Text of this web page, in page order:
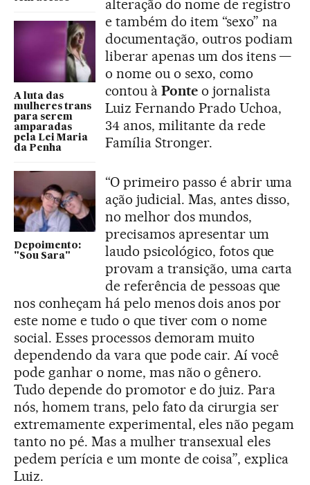
A luta das
mulheres trans
para serem
amparadas
pela Lei Maria
da Penha
Depoimento:
"Sou Sara"
alteração do nome de registro
e também do item “sexo” na
documentação, outros podiam
liberar apenas um dos itens —
o nome ou o sexo, como
contou à Ponteo jornalista
Luiz Fernando Prado Uchoa,
34 anos, militante da rede
Família Stronger.
“O primeiro passo é abrir uma
ação judicial. Mas, antes disso,
no melhor dos mundos,
precisamos apresentar um
laudo psicológico, fotos que
provam a transição, uma carta
de referência de pessoas que
nos conheçam há pelo menos dois anos por
este nome e tudo o que tiver com o nome
social. Esses processos demoram muito
dependendo da vara que pode cair. Aí você
pode ganhar o nome, mas não o gênero.
Tudo depende do promotor e do juiz. Para
nós, homem trans, pelo fato da cirurgia ser
extremamente experimental, eles não pegam
tanto no pé. Mas a mulher transexual eles
pedem perícia e um monte de coisa”, explica
Luiz.